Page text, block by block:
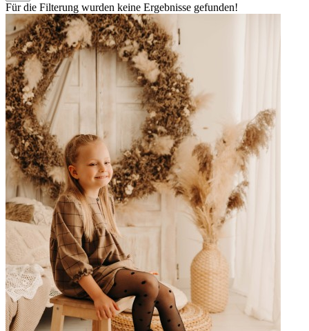
Für die Filterung wurden keine Ergebnisse gefunden!